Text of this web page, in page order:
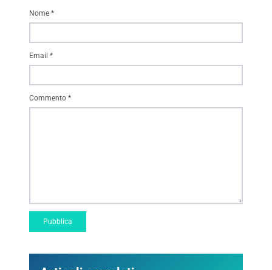
Commento *
Nome *
Email *